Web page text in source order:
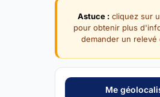
Astuce :cliquez sur
pour obtenir plus
demander un relevé